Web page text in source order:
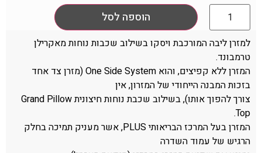
הוספה לסל
למזרן ליבה המורכבת ויסקו בשילוב שכבות נוחות מאקרילן
טרמבונד.
המזרן ללא קפיצים, והוא One Side System (מזרן צד אחד
בזכות המבנה הייחודי של המזרון, אין
צורך להפוך אותו), בשילוב שכבת נוחות חיצונית Grand Pillow
Top.
המזרן בעל המרכז הבריאותי PLUS, אשר מעניק תמיכה בחלק
הרגיש של עמוד השדרה